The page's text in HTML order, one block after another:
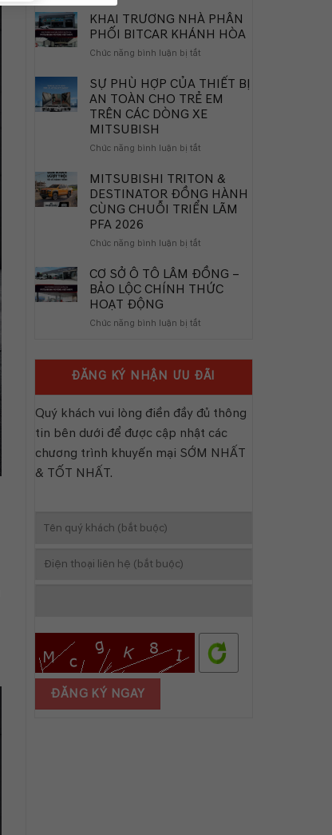
KHAI TRƯƠNG NHÀ PHÂN
PHỐI BITCAR KHÁNH HÒA
Chức năng bình luận bị tắtở
TRƯƠNG
NHÀ
PHÂN
PHỐI
KHÁNH
SỰ PHÙ HỢP CỦA THIẾT BỊ
AN TOÀN CHO TRẺ EM
TRÊN CÁC DÒNG XE
MITSUBISH
Chức năng bình luận bị tắtở
PHÙ
HỢP
CỦA
THIẾT
AN
CHO
TRẺ
CÁC
MITSUBISH
MITSUBISHI TRITON &
DESTINATOR ĐỒNG HÀNH
CÙNG CHUỖI TRIỂN LÃM
PFA 2026
Chức năng bình luận bị tắtở
TRITON
&
HÀNH
TRIỂN
LÃM
PFA
2026
CƠ SỞ Ô TÔ LÂM ĐỒNG –
BẢO LỘC CHÍNH THỨC
HOẠT ĐỘNG
Chức năng bình luận bị tắtở
TÔ
–
BẢO
CHÍNH
ĐĂNG KÝ NHẬN ƯU ĐÃI
Quý khách vui lòng điền đầy đủ thông
tin bên dưới để được cập nhật các
chương trình khuyến mại SỚM NHẤT
& TỐT NHẤT.